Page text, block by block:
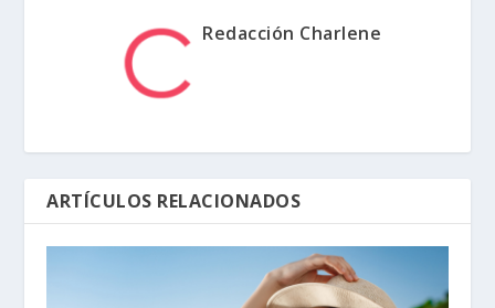
Redacción Charlene
ARTÍCULOS RELACIONADOS